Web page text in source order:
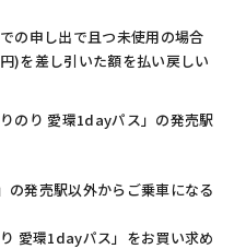
の申し出で且つ未使用の場合
)を差し引いた額を払い戻しい
のり 愛環1dayパス」の発売駅
の発売駅以外からご乗車になる
愛環1dayパス」をお買い求め